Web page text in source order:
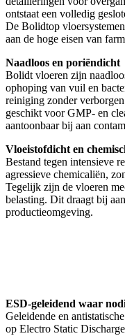
ontstaat een volledig
De Bolidtop
aan de hoge eisen van
Naadloos en poriëndicht
Bolidt vloeren zijn
ophoping van vuil en
reiniging zonder
geschikt voor GMP- en
aantoonbaar bij aan
Vloeistofdicht en
Bestand tegen intensieve
agressieve chemicaliën,
Tegelijk zijn de vloeren
belasting. Dit draagt bij
productieomgeving.
ESD-geleidend waar
Geleidende en
op Electro Static